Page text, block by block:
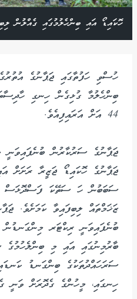
ހޮކައިޑޯ އައި ބިންހެލުމުގައި ގެއްލުން
ހުސްވި ހަފުތާގައި ޖަޕާނުގެ
ބިންހެލުމާ ގުޅިގެން ހިނގި
44 އަށް އަރައިފިއެވެ.
ޖަޕާނުގެ ސަރުކާރުން ބުނެފައިވަނީ
ޖަޕާނުގެ ހޮކައިޑޯ ޖަޒީރާ ރަށަށް
ސަބަބުން ހަ ސަތޭކަ ފަސްދޮޅަސް
ޒަޚަމްތައް ލިބިފައިވާ ކަމަށެވެ.
ބުނެފައިވަނީ ރިކްޓަރ
ބާރުމިނުގައި އައި މި
ސަރަހައްދުތަކުގެ ބިންގަނޑު
ހިނގައި، މީހުންގެ ގެދޮރަށް ވަނީ